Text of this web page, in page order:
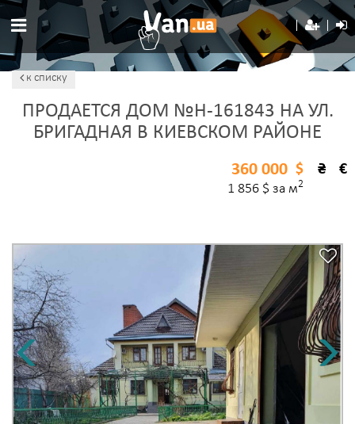
к списку
ПРОДАЕТСЯ ДОМ №H-161843 НА УЛ.
БРИГАДНАЯ В КИЕВСКОМ РАЙОНЕ
$ ₴ €
360 000
1 856 $ за м2